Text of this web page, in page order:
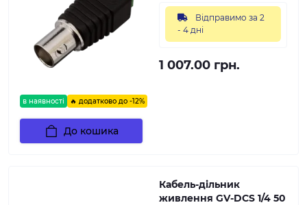
в наявності 🔥 додатково до -12%
Відправимо за 2
- 4 дні
1 007.00 грн.
До кошика
Кабель-дільник
живлення GV-DCS 1/4 50